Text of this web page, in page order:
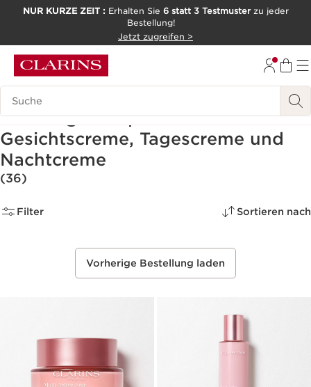
NUR KURZE ZEIT : Erhalten Sie 6 statt 3 Testmusterzu jeder
Bestellung!
Jetzt zugreifen >
Legende suchen
Feuchtigkeitsspendende
Gesichtscreme, Tagescreme und
Nachtcreme
(36)
Filter Sortieren nach
Vorherige Bestellung laden